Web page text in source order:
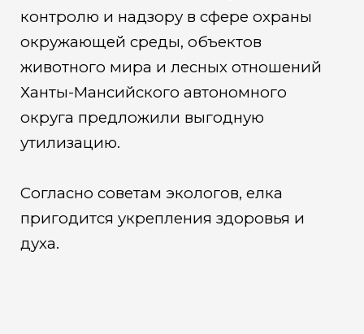
контролю и надзору в сфере охраны
окружающей среды, объектов
животного мира и лесных отношений
Ханты-Мансийского автономного
округа предложили выгодную
утилизацию.
Согласно советам экологов, елка
пригодится укрепления здоровья и
духа.